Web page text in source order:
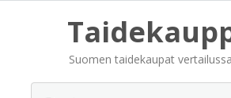
Suomen taidekaupat vertailussa